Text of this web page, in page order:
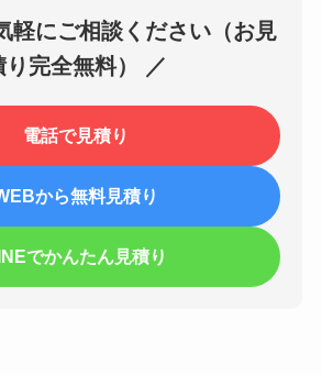
軽にご相談ください（お見
り完全無料） ／
電話で見積り
から無料見積り
でかんたん見積り